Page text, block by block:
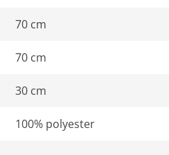
70 cm
70 cm
30 cm
100% polyester